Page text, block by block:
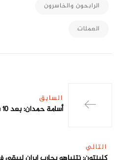
الرابحون والخاسرون
العملات
السابق
أسامة حمدان: بعد 10 سنوات ستتغير الخار
التالي